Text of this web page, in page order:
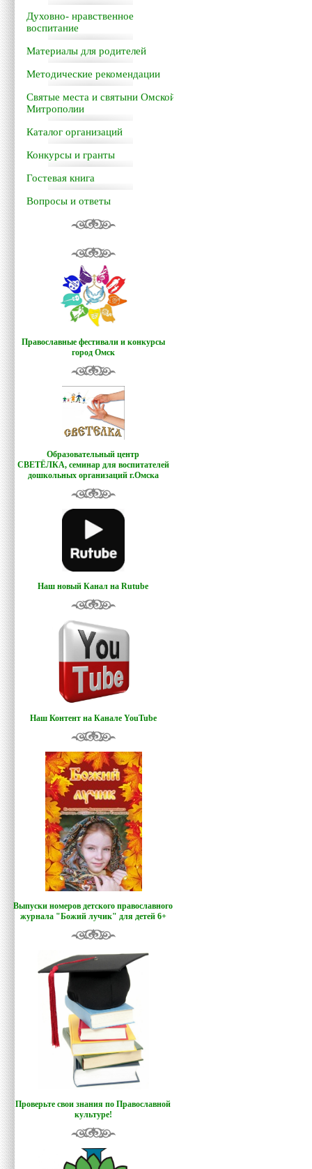
Духовно- нравственное
воспитание
Материалы для родителей
Методические рекомендации
Святые места и святыни Омской
Митрополии
Каталог организаций
Конкурсы и гранты
Гостевая книга
Вопросы и ответы
Православные фестивали и конкурсы
город Омск
Образовательный центр
СВЕТЁЛКА, семинар для воспитателей
дошкольных организаций г.Омска
Наш новый Канал на Rutube
Наш Контент на Канале YouTube
Выпуски номеров детского православного
журнала "Божий лучик" для детей 6+
Проверьте свои знания по Православной
культуре!